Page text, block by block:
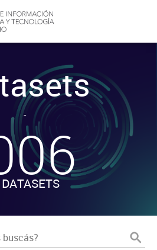
-
DATASETS